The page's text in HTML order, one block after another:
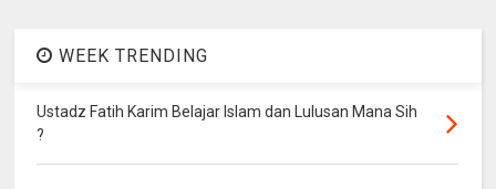
WEEK TRENDING
Ustadz Fatih Karim Belajar Islam dan Lulusan Mana Sih
?